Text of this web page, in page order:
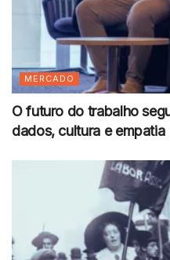
MERCADO
O futuro do trabalho
dados, cultura e empatia